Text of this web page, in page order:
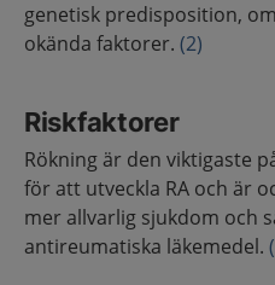
genetisk predisposition,
okända faktorer. (2)
Riskfaktorer
Rökning är den viktigaste
för att utveckla RA och är
mer allvarlig sjukdom och
antireumatiska läkemedel.